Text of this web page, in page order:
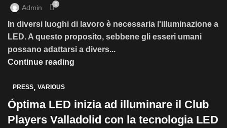
Admin 0
In diversi luoghi di lavoro è necessaria l'illuminazione a
LED. A questo proposito, sebbene gli esseri umani
possano adattarsi a divers...
Continue reading
PRESS, VARIOUS
Óptima LED inizia ad illuminare il Club
Players Valladolid con la tecnologia LED